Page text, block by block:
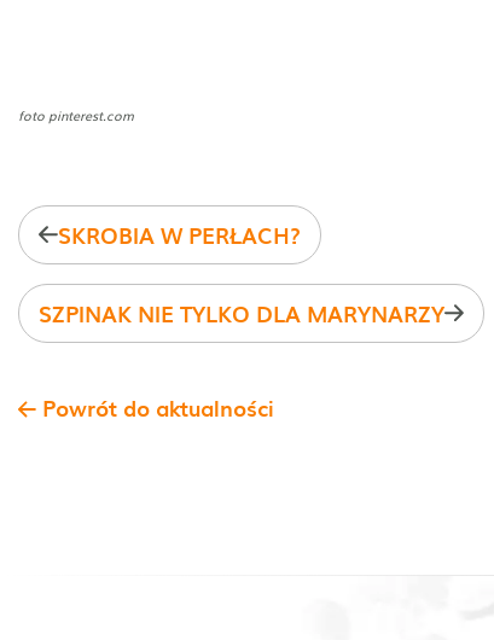
foto pinterest.com
SKROBIA W PERŁACH?
SZPINAK NIE TYLKO DLA MARYNARZY
Powrót do aktualności